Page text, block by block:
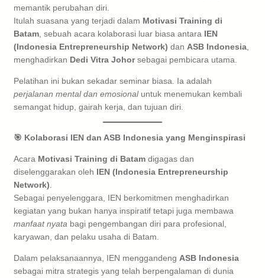
memantik perubahan diri.
Itulah suasana yang terjadi dalam Motivasi Training di
Batam , sebuah acara kolaborasi luar biasa antara IEN
(Indonesia Entrepreneurship Network) dan ASB Indonesia
menghadirkan Dedi Vitra Johorsebagai pembicara utama.
Pelatihan ini bukan sekadar seminar biasa. Ia adalah
perjalanan mental dan emosionaluntuk menemukan kembali
semangat hidup, gairah kerja, dan tujuan diri.
🎯 Kolaborasi IEN dan ASB Indonesia yang Menginspirasi
Acara Motivasi Training di Batam digagas dan
diselenggarakan oleh IEN (Indonesia Entrepreneurship
Network)
Sebagai penyelenggara, IEN berkomitmen menghadirkan
kegiatan yang bukan hanya inspiratif tetapi juga membawa
manfaat nyata bagi pengembangan diri para profesional,
karyawan, dan pelaku usaha di Batam.
Dalam pelaksanaannya, IEN menggandeng ASB Indonesia
sebagai mitra strategis yang telah berpengalaman di dunia